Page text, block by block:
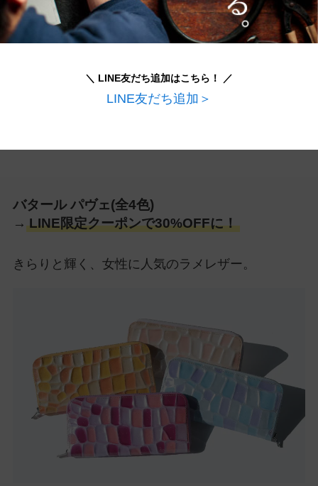
バタール パヴェ(全4色)
→ LINE限定クーポンで30%OFFに！
きらりと輝く、女性に人気のラメレザー。
＼ LINE友だち追加はこちら！ ／
LINE友だち追加＞